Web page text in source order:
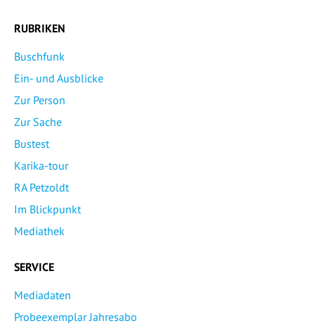
RUBRIKEN
Buschfunk
Ein- und Ausblicke
Zur Person
Zur Sache
Bustest
Karika-tour
RA Petzoldt
Im Blickpunkt
Mediathek
SERVICE
Mediadaten
Probeexemplar Jahresabo